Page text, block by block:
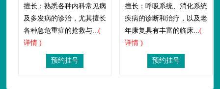
擅长：熟悉各种内科常见病
及多发病的诊治，尤其擅长
各种急危重症的抢救与...(
详情 )
预约挂号
擅长：呼吸系统、消化系统
疾病的诊断和治疗，以及老
年康复具有丰富的临床...(
详情 )
预约挂号